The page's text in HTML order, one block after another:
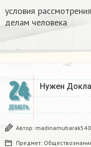
условия
делам человека
24
ДЕКАБРЬ
Нужен
Автор: madinamubarak540
Предмет: